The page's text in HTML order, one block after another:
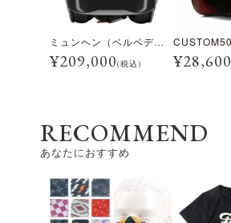
ミュンヘン（ベルベデーレ）
¥209,000(税込) ¥28,600
RECOMMEND
あなたにおすすめ